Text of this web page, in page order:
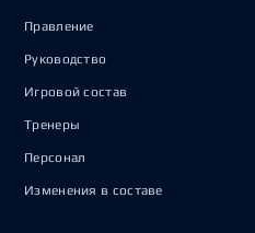
Правление
Руководство
Игровой состав
Тренеры
Персонал
Изменения в составе